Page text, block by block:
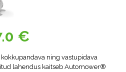
€
ning vastupidava
lahendus kaitseb Automower®